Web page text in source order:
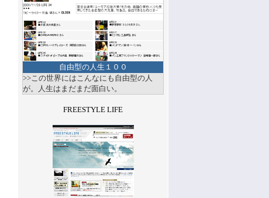
自由型の人生１００
>>この世界にはこんなにも自由型の人
が。人生はまだまだ面白い。
FREESTYLE LIFE